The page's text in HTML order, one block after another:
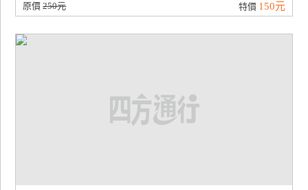
原價250元 特價 150元